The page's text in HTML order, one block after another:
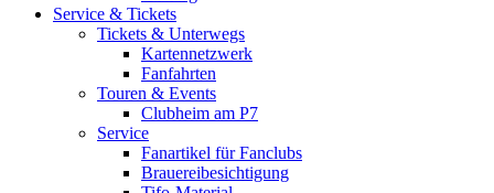
Service & Tickets
Tickets & Unterwegs
Kartennetzwerk
Fanfahrten
Touren & Events
Clubheim am P7
Service
Fanartikel für Fanclubs
Brauereibesichtigung